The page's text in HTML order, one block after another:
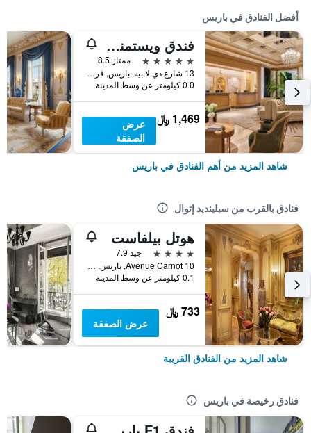
أفضل الفنادق في باريس
فندق ويستمنستر
5 نجوم
ممتاز 8.5
13 شارع دي لا بيه, باريس, فرنسا
0.0 كيلومتر عن وسط المدينة
1,469 ﷼
عرض
الصفقة
شاهد المزيد من أهم الفنادق في باريس
فنادق بالقرب من سبلينديد إتوال
هوتل بيلفاست
4 نجوم
جيد 7.9
10 Avenue Carnot, باريس, فرنسا
0.1 كيلومتر عن وسط المدينة
733 ﷼
عرض الصفقة
شاهد المزيد من الفنادق القريبة
فنادق رخيصة في باريس